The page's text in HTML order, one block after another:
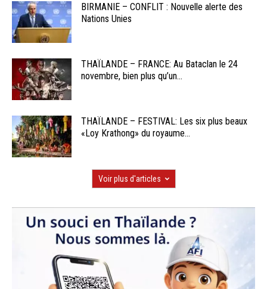
BIRMANIE – CONFLIT : Nouvelle alerte des
Nations Unies
THAÏLANDE – FRANCE: Au Bataclan le 24
novembre, bien plus qu’un...
THAÏLANDE – FESTIVAL: Les six plus beaux
«Loy Krathong» du royaume...
Voir plus d'articles